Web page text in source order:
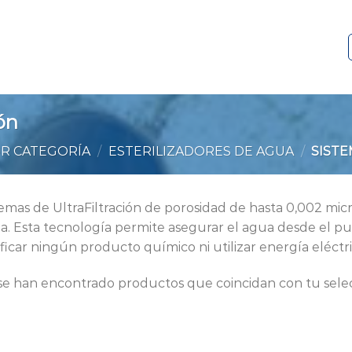
CATEGORÍA / ESTERILIZADORES DE AGUA /
de UltraFiltración de porosidad de hasta 0,002
Esta tecnología permite asegurar el agua desde el
ningún producto químico ni utilizar energía
han encontrado productos que coincidan con tu